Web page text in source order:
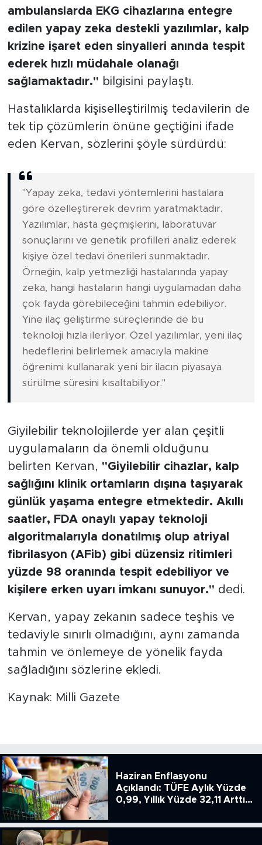
ambulanslarda EKG cihazlarına entegre
edilen yapay zeka destekli yazılımlar, kalp
krizine işaret eden sinyalleri anında tespit
ederek hızlı müdahale olanağı
sağlamaktadır." bilgisini paylaştı.
Hastalıklarda kişiselleştirilmiş tedavilerin de
tek tip çözümlerin önüne geçtiğini ifade
eden Kervan, sözlerini şöyle sürdürdü:
"Yapay zeka, tedavi yöntemlerini hastalara
göre özelleştirerek devrim yaratmaktadır.
Yazılımlar, hasta geçmişlerini, laboratuvar
sonuçlarını ve genetik profilleri analiz ederek
kişiye özel tedavi önerileri sunmaktadır.
Örneğin, kalp yetmezliği hastalarında yapay
zeka, hangi hastaların hangi uygulamadan daha
çok fayda görebileceğini tahmin edebiliyor.
Yine ilaç geliştirme süreçlerinde de bu
teknoloji hızla ilerliyor. Özel yazılımlar, yeni ilaç
hedeflerini belirlemek amacıyla makine
öğrenimi kullanarak yeni bir ilacın piyasaya
sürülme süresini kısaltabiliyor."
Giyilebilir teknolojilerde yer alan çeşitli
uygulamaların da önemli olduğunu
belirten Kervan, "Giyilebilir cihazlar, kalp
sağlığını klinik ortamların dışına taşıyarak
günlük yaşama entegre etmektedir. Akıllı
saatler, FDA onaylı yapay teknoloji
algoritmalarıyla donatılmış olup atriyal
fibrilasyon (AFib) gibi düzensiz ritimleri
yüzde 98 oranında tespit edebiliyor ve
kişilere erken uyarı imkanı sunuyor." dedi.
Kervan, yapay zekanın sadece teşhis ve
tedaviyle sınırlı olmadığını, aynı zamanda
tahmin ve önlemeye de yönelik fayda
sağladığını sözlerine ekledi.
Kaynak: Milli Gazete
Haziran Enflasyonu
Açıklandı: TÜFE Aylık Yüzde
0,99, Yıllık Yüzde 32,11 Arttı,
51.49